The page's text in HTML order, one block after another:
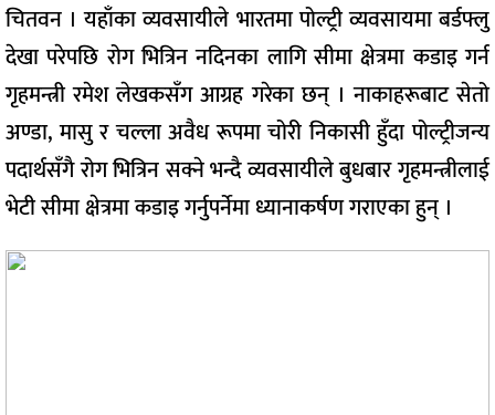
चितवन । यहाँका व्यवसायीले भारतमा पोल्ट्री व्यवसायमा बर्डफ्लु
देखा परेपछि रोग भित्रिन नदिनका लागि सीमा क्षेत्रमा कडाइ गर्न
गृहमन्त्री रमेश लेखकसँग आग्रह गरेका छन् । नाकाहरूबाट सेतो
अण्डा, मासु र चल्ला अवैध रूपमा चोरी निकासी हुँदा पोल्ट्रीजन्य
पदार्थसँगै रोग भित्रिन सक्ने भन्दै व्यवसायीले बुधबार गृहमन्त्रीलाई
भेटी सीमा क्षेत्रमा कडाइ गर्नुपर्नेमा ध्यानाकर्षण गराएका हुन् ।